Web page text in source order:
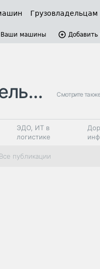
Грузовладельцам
Ваши машины
Смотрите
ЭДО, ИТ в
логистике
Коммерческий
транспорт
Все публикации